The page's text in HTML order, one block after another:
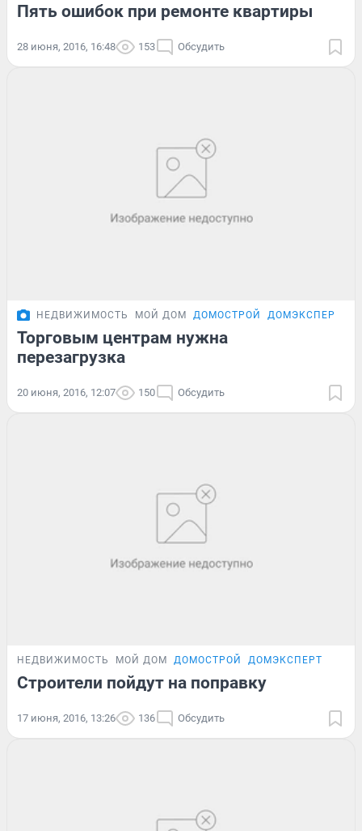
Пять ошибок при ремонте квартиры
28 июня, 2016, 16:48 153 Обсудить
НЕДВИЖИМОСТЬ МОЙ ДОМ ДОМОСТРОЙ ДОМЭКСПЕРТ
Торговым центрам нужна
перезагрузка
20 июня, 2016, 12:07 150 Обсудить
НЕДВИЖИМОСТЬ МОЙ ДОМ ДОМОСТРОЙ ДОМЭКСПЕРТ
Строители пойдут на поправку
17 июня, 2016, 13:26 136 Обсудить